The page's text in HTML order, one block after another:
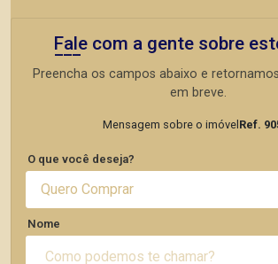
Fale com a gente sobre
Preencha os campos abaixo e
em breve.
Mensagem sobre o imóvel Ref.
O que você deseja?
Quero Comprar
Nome